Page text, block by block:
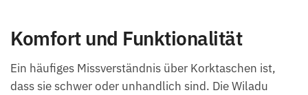
Komfort und Funktionalität
Ein häufiges Missverständnis über Korktaschen ist,
dass sie schwer oder unhandlich sind. Die Wiladu